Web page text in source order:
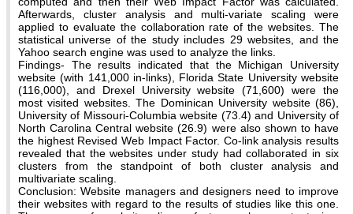
Afterwards, cluster analysis and multi-variate scaling were
applied to evaluate the collaboration rate of the websites. The
statistical universe of the study includes 29 websites, and the
Yahoo search engine was used to analyze the links.
Findings- The results indicated that the Michigan University
website (with 141,000 in-links), Florida State University website
(116,000), and Drexel University website (71,600) were the
most visited websites. The Dominican University website (86),
University of Missouri-Columbia website (73.4) and University of
North Carolina Central website (26.9) were also shown to have
the highest Revised Web Impact Factor. Co-link analysis results
revealed that the websites under study had collaborated in six
clusters from the standpoint of both cluster analysis and
multivariate scaling.
Conclusion: Website managers and designers need to improve
their websites with regard to the results of studies like this one.